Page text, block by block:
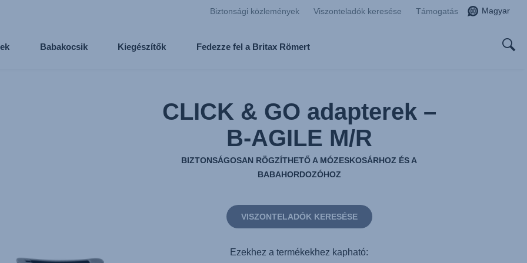
Biztonsági közlemények Viszonteladók keresése Támogatás Magyar
Babakocsik Kiegészítők Fedezze fel a Britax Römert
CLICK & GO adapterek –
B-AGILE M/R
BIZTONSÁGOSAN RÖGZÍTHETŐ A MÓZESKOSÁRHOZ ÉS A
BABAHORDOZÓHOZ
VISZONTELADÓK KERESÉSE
Ezekhez a termékekhez kapható: